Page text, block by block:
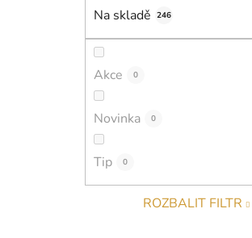
Na skladě 246
Akce 0
Novinka 0
Tip 0
ROZBALIT FILTR